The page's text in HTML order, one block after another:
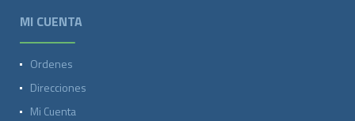
MI CUENTA
Ordenes
Direcciones
Mi Cuenta